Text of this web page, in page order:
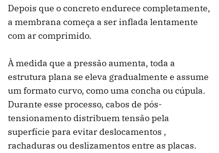
Depois que o concreto endurece completamente,
a membrana começa a ser inflada lentamente
com ar comprimido.
À medida que a pressão aumenta, toda a
estrutura plana se eleva gradualmente e assume
um formato curvo, como uma concha ou cúpula.
Durante esse processo, cabos de pós-
tensionamento distribuem tensão pela
superfície para evitar deslocamentos ,
rachaduras ou deslizamentos entre as placas.